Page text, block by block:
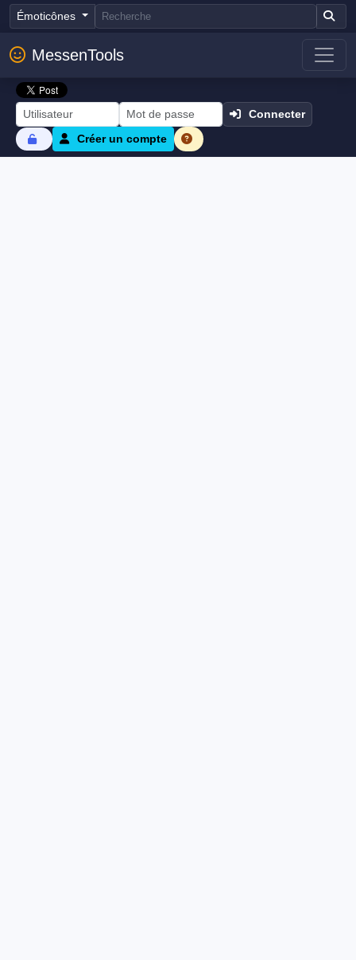
Émoticônes
MessenTools
Connecter
Créer un compte